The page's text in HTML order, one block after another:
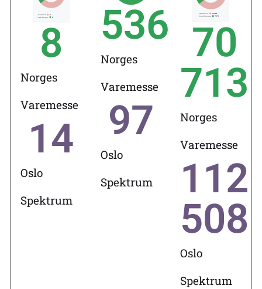
Norges
Varemesse
8
Oslo
Spektrum
14
Norges
Varemesse
536
Oslo
Spektrum
97
Norges
Varemesse
70
713
Oslo
Spektrum
112
508